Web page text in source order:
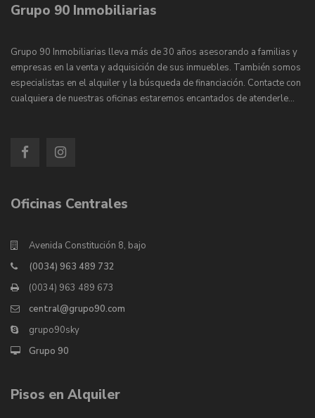
Grupo 90 Inmobiliarias
Grupo 90 Inmobiliarias lleva más de 30 años asesorando a familias y
empresas en la venta y adquisición de sus inmuebles. También somos
especialistas en el alquiler y la búsqueda de financiación. Contacte con
cualquiera de nuestras oficinas estaremos encantados de atenderle…
Oficinas Centrales
Avenida Constitución 8, bajo
(0034) 963 489 732
(0034) 963 489 673
central@grupo90.com
grupo90sky
Grupo 90
Pisos en Alquiler